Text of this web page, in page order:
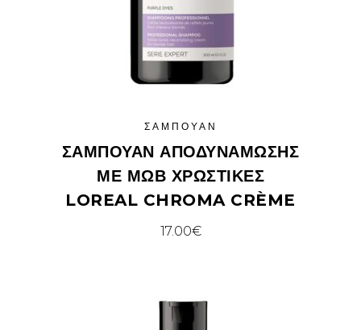
ΣΑΜΠΟΥΆΝ
ΣΑΜΠΟΥΆΝ ΑΠΟΔΥΝΆΜΩΣΗΣ
ΜΕ ΜΩΒ ΧΡΩΣΤΙΚΈΣ
LOREAL CHROMA CRÈME
17.00€